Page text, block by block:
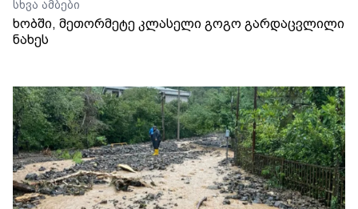
სხვა ამბები
ხობში, მეთორმეტე კლასელი გოგო გარდაცვლილი
ნახეს